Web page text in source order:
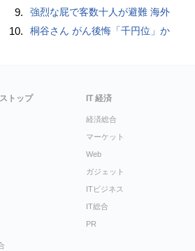
9. 強烈な屁で客数十人が避難 海外
10. 桐谷さん がん後悔「千円位」か
トップ IT 経済
経済総合
マーケット
Web
ガジェット
ITビジネス
IT総合
PR